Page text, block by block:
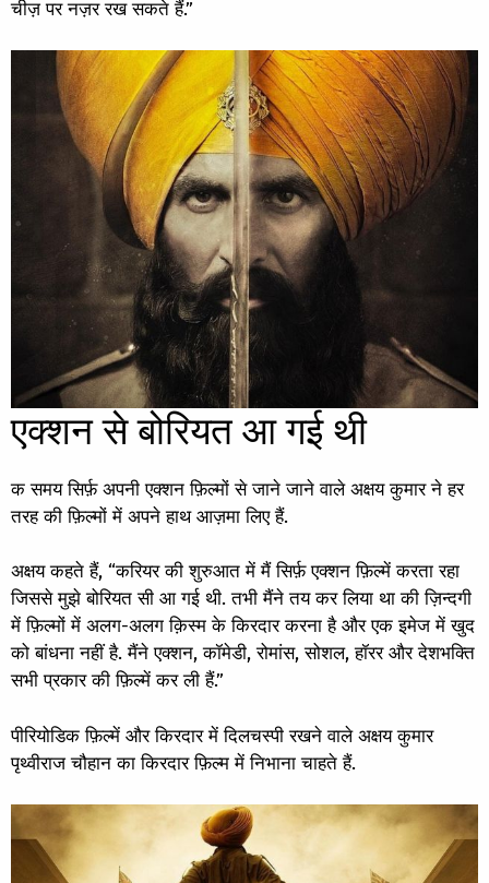
चीज़ पर नज़र रख सकते हैं.”
एक्शन से बोरियत आ गई थी
क समय सिर्फ़ अपनी एक्शन फ़िल्मों से जाने जाने वाले अक्षय कुमार ने हर
तरह की फ़िल्मों में अपने हाथ आज़मा लिए हैं.
अक्षय कहते हैं, “करियर की शुरुआत में मैं सिर्फ़ एक्शन फ़िल्में करता रहा
जिससे मुझे बोरियत सी आ गई थी. तभी मैंने तय कर लिया था की ज़िन्दगी
में फ़िल्मों में अलग-अलग क़िस्म के किरदार करना है और एक इमेज में खुद
को बांधना नहीं है. मैंने एक्शन, कॉमेडी, रोमांस, सोशल, हॉरर और देशभक्ति
सभी प्रकार की फ़िल्में कर ली हैं.”
पीरियोडिक फ़िल्में और किरदार में दिलचस्पी रखने वाले अक्षय कुमार
पृथ्वीराज चौहान का किरदार फ़िल्म में निभाना चाहते हैं.